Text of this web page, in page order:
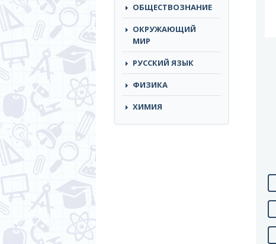
ОБЩЕСТВОЗНАНИЕ
ОКРУЖАЮЩИЙ
МИР
РУССКИЙ ЯЗЫК
ФИЗИКА
ХИМИЯ